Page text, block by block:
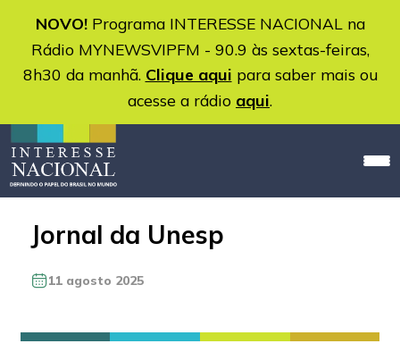
NOVO!Programa INTERESSE NACIONAL na
Rádio MYNEWSVIPFM - 90.9 às sextas-feiras,
8h30 da manhã. Clique aqui para saber mais ou
acesse a rádio aqui.
Jornal da Unesp
11 agosto 2025